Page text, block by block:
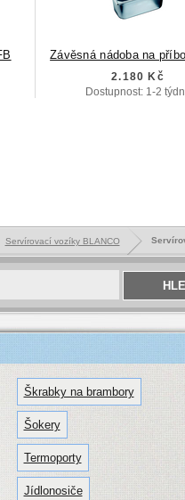
Závěsná nádoba na
2.180 Kč
Dostupnost: 1-2
Servírovací vozíky BLANCO
Škrabky na brambory
Šokery
Termoporty
Jídlonosiče